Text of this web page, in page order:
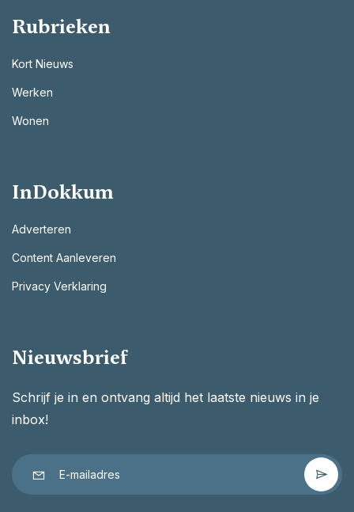
Rubrieken
Kort Nieuws
Werken
Wonen
InDokkum
Adverteren
Content Aanleveren
Privacy Verklaring
Nieuwsbrief
Schrijf je in en ontvang altijd het laatste nieuws in je
inbox!